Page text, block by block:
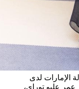
الإمارات لدى
عمر عليو توراي،